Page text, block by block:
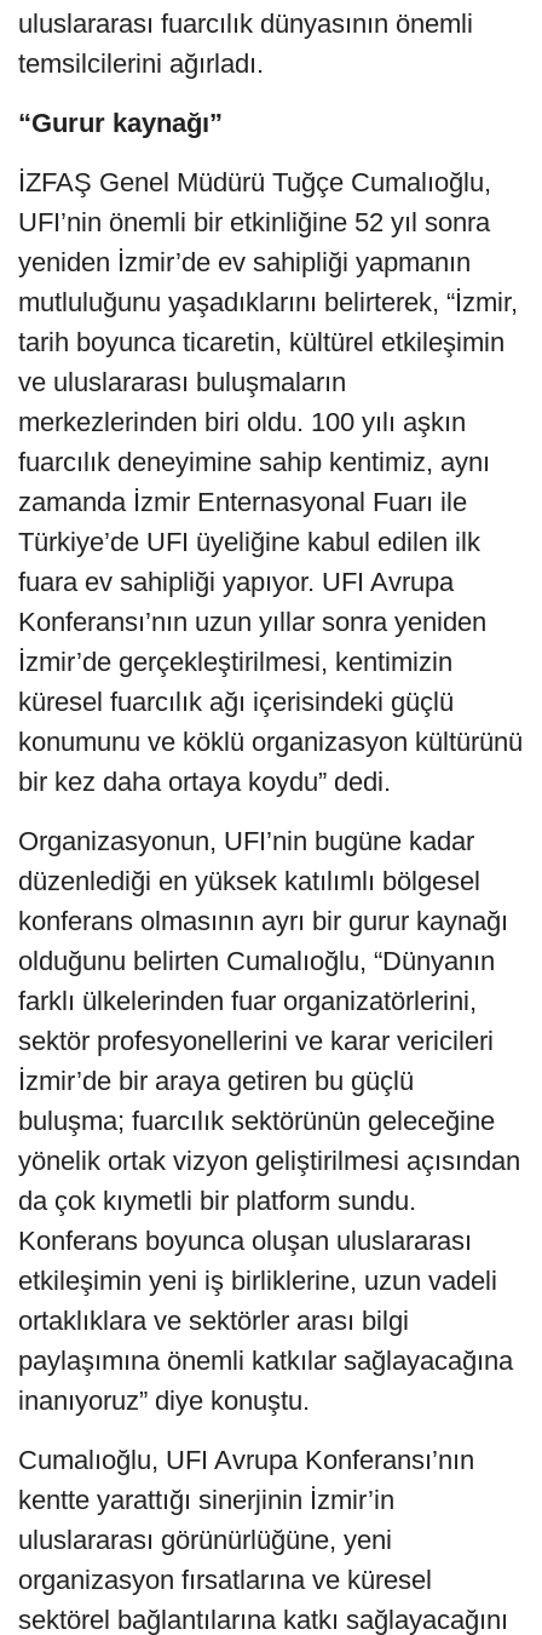
uluslararası fuarcılık dünyasının önemli
temsilcilerini ağırladı.
“Gurur kaynağı”
İZFAŞ Genel Müdürü Tuğçe Cumalıoğlu,
UFI’nin önemli bir etkinliğine 52 yıl sonra
yeniden İzmir’de ev sahipliği yapmanın
mutluluğunu yaşadıklarını belirterek, “İzmir,
tarih boyunca ticaretin, kültürel etkileşimin
ve uluslararası buluşmaların
merkezlerinden biri oldu. 100 yılı aşkın
fuarcılık deneyimine sahip kentimiz, aynı
zamanda İzmir Enternasyonal Fuarı ile
Türkiye’de UFI üyeliğine kabul edilen ilk
fuara ev sahipliği yapıyor. UFI Avrupa
Konferansı’nın uzun yıllar sonra yeniden
İzmir’de gerçekleştirilmesi, kentimizin
küresel fuarcılık ağı içerisindeki güçlü
konumunu ve köklü organizasyon kültürünü
bir kez daha ortaya koydu” dedi.
Organizasyonun, UFI’nin bugüne kadar
düzenlediği en yüksek katılımlı bölgesel
konferans olmasının ayrı bir gurur kaynağı
olduğunu belirten Cumalıoğlu, “Dünyanın
farklı ülkelerinden fuar organizatörlerini,
sektör profesyonellerini ve karar vericileri
İzmir’de bir araya getiren bu güçlü
buluşma; fuarcılık sektörünün geleceğine
yönelik ortak vizyon geliştirilmesi açısından
da çok kıymetli bir platform sundu.
Konferans boyunca oluşan uluslararası
etkileşimin yeni iş birliklerine, uzun vadeli
ortaklıklara ve sektörler arası bilgi
paylaşımına önemli katkılar sağlayacağına
inanıyoruz” diye konuştu.
Cumalıoğlu, UFI Avrupa Konferansı’nın
kentte yarattığı sinerjinin İzmir’in
uluslararası görünürlüğüne, yeni
organizasyon fırsatlarına ve küresel
sektörel bağlantılarına katkı sağlayacağını